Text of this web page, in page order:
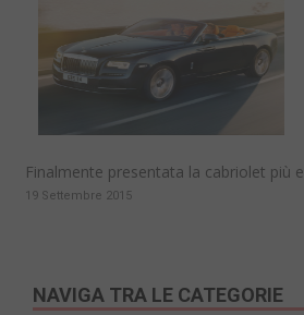
Finalmente presentata la cabriolet più
19 Settembre 2015
NAVIGA TRA LE CATEGORIE